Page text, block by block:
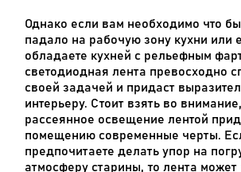
Однако если вам необходимо что
падало на рабочую зону кухни или
обладаете кухней с рельефным
светодиодная лента превосходно
своей задачей и придаст
интерьеру. Стоит взять во
рассеянное освещение лентой
помещению современные черты.
предпочитаете делать упор на
атмосферу старины, то лента